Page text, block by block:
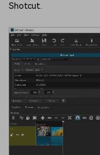
Shotcut.